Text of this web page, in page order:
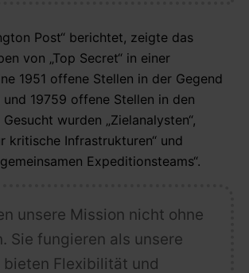
Post“ berichtet, zeigte das
von „Top Secret“ in einer
1951 offene Stellen in der Gegend
und 19759 offene Stellen in den
wurden „Zielanalysten“,
kritische Infrastrukturen“ und
Expeditionsteams“.
unsere Mission nicht ohne
Sie fungieren als unsere
bieten Flexibilität und